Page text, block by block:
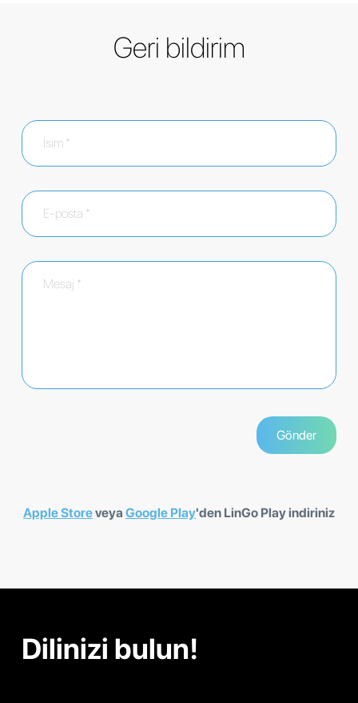
Geri bildirim
Apple Storeveya Google Play'den LinGo Play indiriniz
Dilinizi bulun!